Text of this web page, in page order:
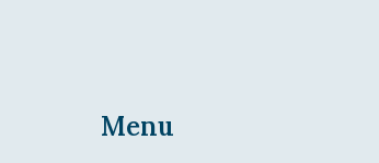
Menu